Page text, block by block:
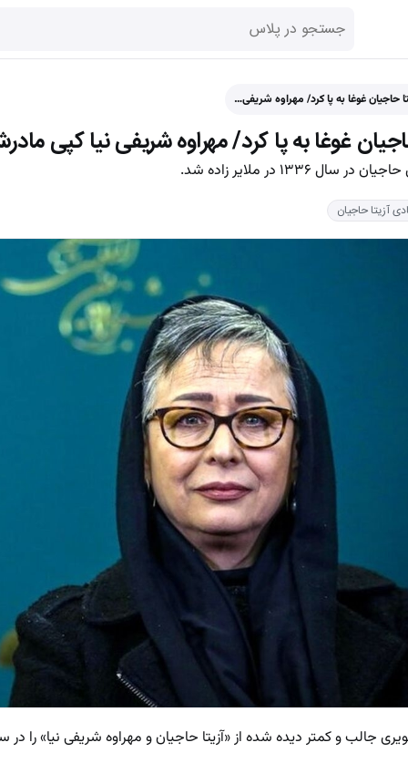
حاجیان غوغا به پا کرد/ مهراوه شریفی…
غوغا به پا کرد/ مهراوه شریفی نیا کپی
۱۳۳۶ در ملایر زاده شد.
آزیتا حاجیان
و کمتر دیده شده از «آزیتا حاجیان و مهراوه شریفی نیا» را در سال 1370 مشاهده می